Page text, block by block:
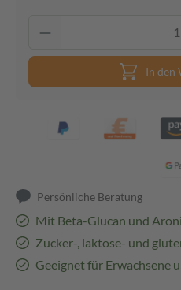
In den
Persönliche Beratung
Mit Beta-Glucan und
Zucker-, laktose- und
Geeignet für Erwachsene